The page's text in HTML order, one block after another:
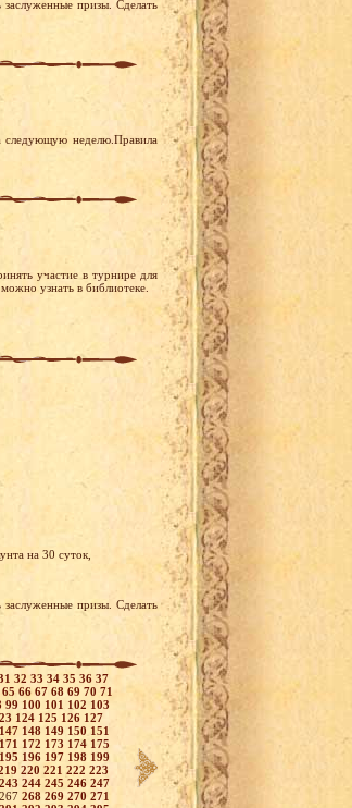
призы. Сделать
следующую неделю.Правила
участие в турнире для
узнать в библиотеке.
на 30 суток,
призы. Сделать
32 33 34 35 36 37
65 66 67 68 69 70 71
99 100 101 102 103
124 125 126 127
147 148 149 150 151
172 173 174 175
195 196 197 198 199
220 221 222 223
243 244 245 246 247
267 268 269 270 271